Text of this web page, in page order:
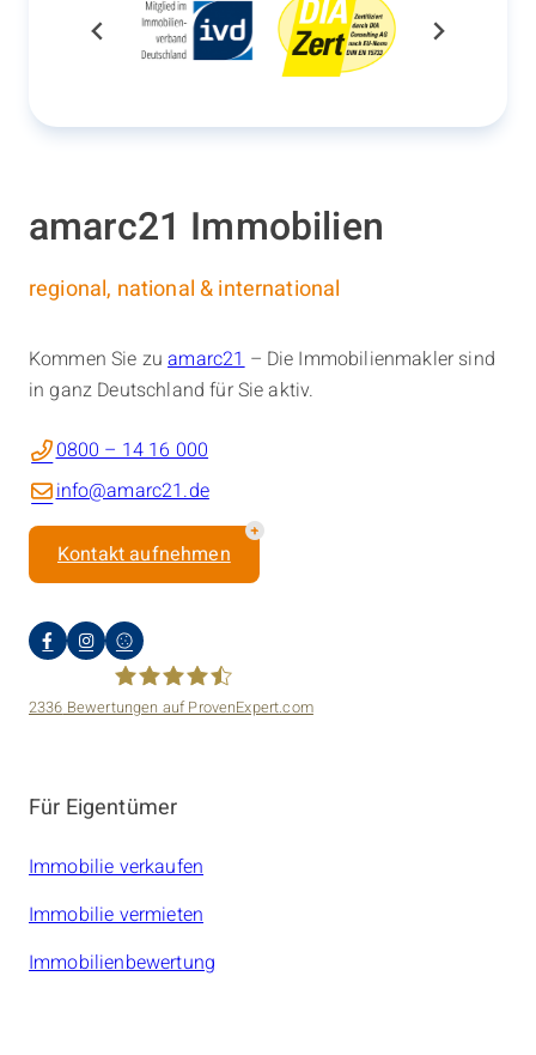
amarc21 Immobilien
regional, national & international
Kommen Sie zuamarc21 – Die Immobilienmakler sind
in ganz Deutschland für Sie aktiv.
0800 – 14 16 000
info@amarc21.de
Kontakt aufnehmen
2336 Bewertungen auf ProvenExpert.com
Für Eigentümer
Immobilie verkaufen
Immobilie vermieten
Immobilienbewertung